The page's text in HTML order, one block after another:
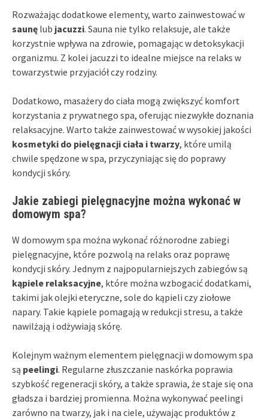
Rozważając dodatkowe elementy, warto zainwestować w
saunę lub jacuzzi. Sauna nie tylko relaksuje, ale także
korzystnie wpływa na zdrowie, pomagając w detoksykacji
organizmu. Z kolei jacuzzi to idealne miejsce na relaks w
towarzystwie przyjaciół czy rodziny.
Dodatkowo, masażery do ciała mogą zwiększyć komfort
korzystania z prywatnego spa, oferując niezwykłe doznania
relaksacyjne. Warto także zainwestować w wysokiej jakości
kosmetyki do pielęgnacji ciała i twarzy, które umilą
chwile spędzone w spa, przyczyniając się do poprawy
kondycji skóry.
Jakie zabiegi pielęgnacyjne można wykonać w
domowym spa?
W domowym spa można wykonać różnorodne zabiegi
pielęgnacyjne, które pozwolą na relaks oraz poprawę
kondycji skóry. Jednym z najpopularniejszych zabiegów są
kąpiele relaksacyjne, które można wzbogacić dodatkami,
takimi jak olejki eteryczne, sole do kąpieli czy ziołowe
napary. Takie kąpiele pomagają w redukcji stresu, a także
nawilżają i odżywiają skórę.
Kolejnym ważnym elementem pielęgnacji w domowym spa
są peelingi. Regularne złuszczanie naskórka poprawia
szybkość regeneracji skóry, a także sprawia, że staje się ona
gładsza i bardziej promienna. Można wykonywać peelingi
zarówno na twarzy, jak i na ciele, używając produktów z